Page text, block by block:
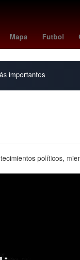
Mapa Futbol
alerta por
importantes
políticos,